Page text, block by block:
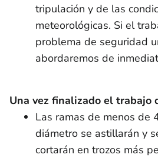
tripulación y de las
meteorológicas. Si el
problema de seguridad
abordaremos de
Una vez finalizado el trabajo
Las ramas de menos de
diámetro se astillarán y
cortarán en trozos más